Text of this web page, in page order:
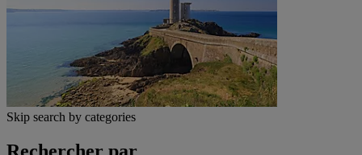
Skip search by categories